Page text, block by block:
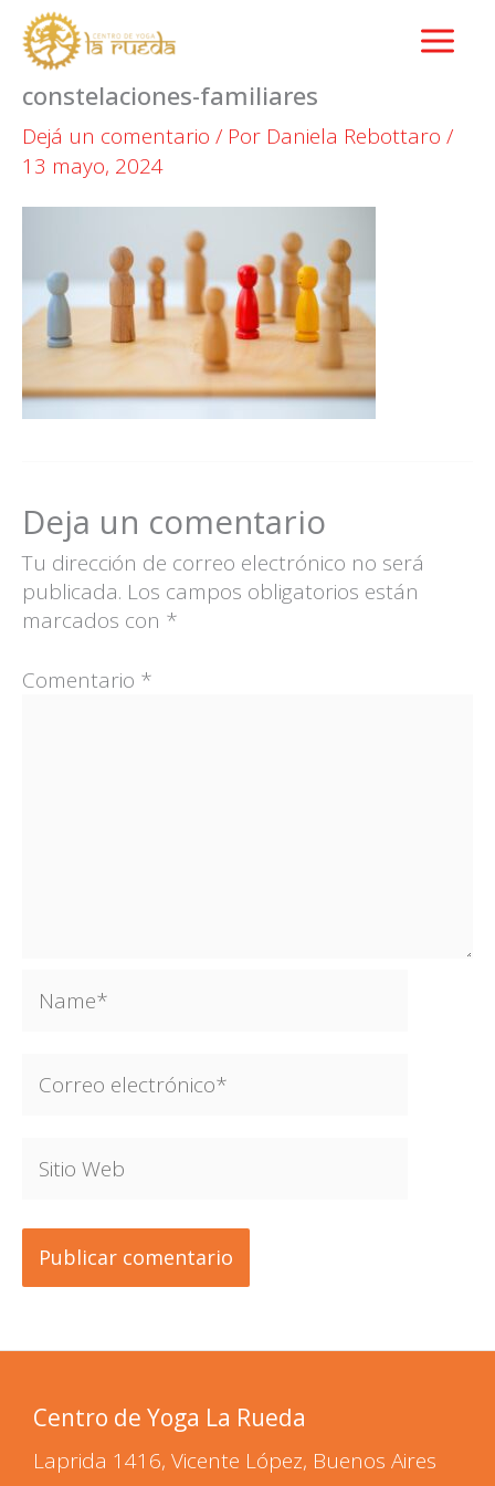
contenido
constelaciones-familiares
Dejá un comentario / Por Daniela Rebottaro /
13 mayo, 2024
Deja un comentario
Tu dirección de correo electrónico no será
publicada. Los campos obligatorios están
marcados con *
Comentario *
electrónico*
Web
Centro de Yoga La Rueda
Laprida 1416, Vicente López, Buenos Aires